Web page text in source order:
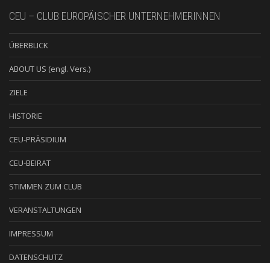
CEU – CLUB EUROPÄISCHER UNTERNEHMERINNEN
ÜBERBLICK
ABOUT US (engl. Vers.)
ZIELE
HISTORIE
CEU-PRÄSIDIUM
CEU-BEIRAT
STIMMEN ZUM CLUB
VERANSTALTUNGEN
IMPRESSUM
DATENSCHUTZ